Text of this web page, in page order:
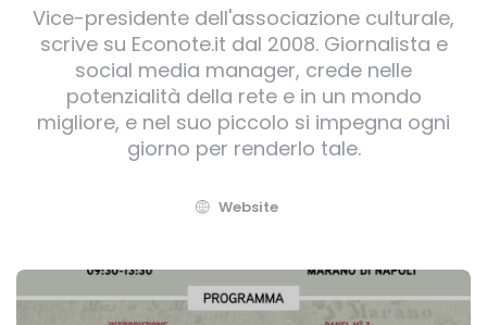
Vice-presidente dell'associazione culturale,
scrive su Econote.it dal 2008. Giornalista e
social media manager, crede nelle
potenzialità della rete e in un mondo
migliore, e nel suo piccolo si impegna ogni
giorno per renderlo tale.
Website
Post
navigation